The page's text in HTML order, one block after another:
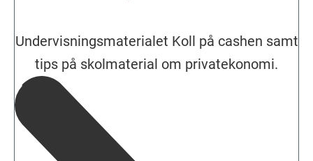
Undervisningsmaterialet Koll på cashen samt
tips på skolmaterial om privatekonomi.